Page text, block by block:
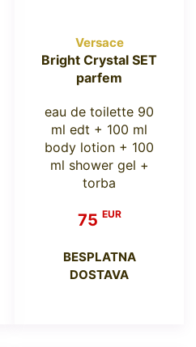
Versace
Bright Crystal SET
parfem
eau de toilette 90
ml edt + 100 ml
body lotion + 100
ml shower gel +
torba
75 EUR
BESPLATNA
DOSTAVA